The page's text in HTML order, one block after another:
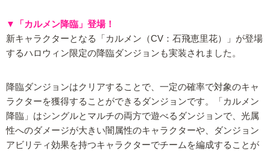
▼「カルメン降臨」登場！
新キャラクターとなる「カルメン（CV：石飛恵里花）」が登場
するハロウィン限定の降臨ダンジョンも実装されました。
降臨ダンジョンはクリアすることで、一定の確率で対象のキャ
ラクターを獲得することができるダンジョンです。「カルメン
降臨」はシングルとマルチの両方で遊べるダンジョンで、光属
性へのダメージが大きい闇属性のキャラクターや、ダンジョン
アビリティ効果を持つキャラクターでチームを編成することが